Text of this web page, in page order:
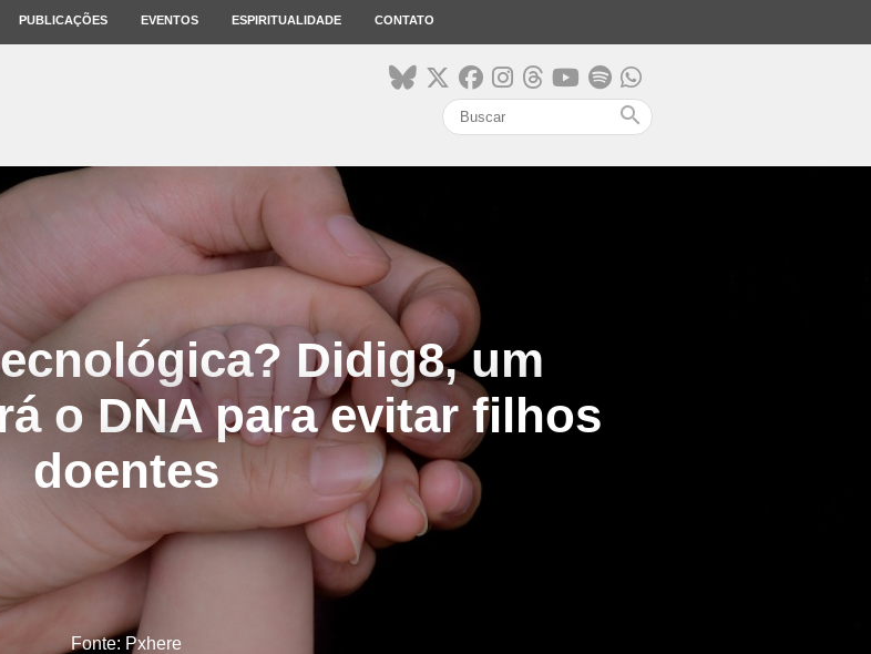
PUBLICAÇÕES EVENTOS ESPIRITUALIDADE CONTATO
search
Didig8, um
o DNA para evitar filhos
doentes
Fonte: Pxhere